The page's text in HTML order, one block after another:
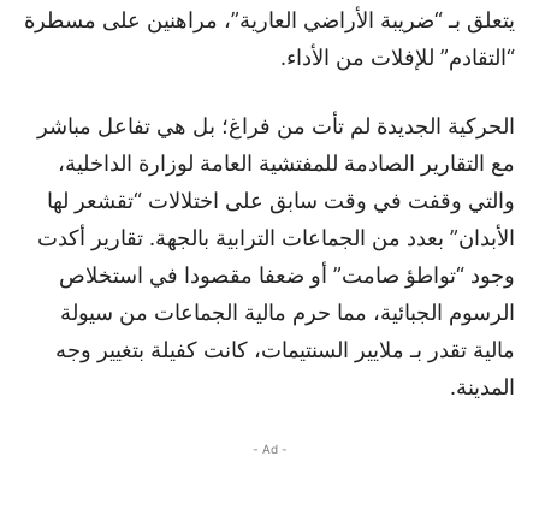
يتعلق بـ “ضريبة الأراضي العارية”، مراهنين على مسطرة
“التقادم” للإفلات من الأداء.
الحركية الجديدة لم تأت من فراغ؛ بل هي تفاعل مباشر
مع التقارير الصادمة للمفتشية العامة لوزارة الداخلية،
والتي وقفت في وقت سابق على اختلالات “تقشعر لها
الأبدان” بعدد من الجماعات الترابية بالجهة. تقارير أكدت
وجود “تواطؤ صامت” أو ضعفا مقصودا في استخلاص
الرسوم الجبائية، مما حرم مالية الجماعات من سيولة
مالية تقدر بـ ملايير السنتيمات، كانت كفيلة بتغيير وجه
المدينة.
- Ad -